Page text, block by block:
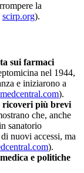
la
scirp.org).
sui farmaci
nel 1944,
e iniziarono a
).
ricoveri più brevi
che, anche
sanatorio
nuovi accessi, ma
).
e politiche